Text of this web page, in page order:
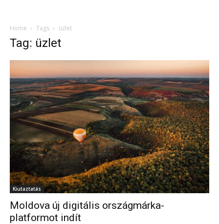
Home Tags üzlet
Tag: üzlet
Kiutaztatás
Moldova új digitális országmárka-
platformot indít